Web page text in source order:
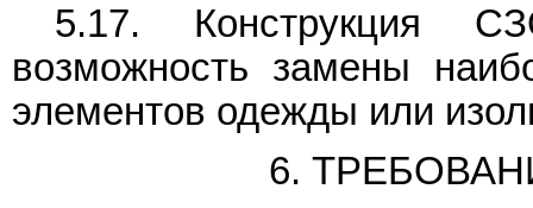
5.17. Конструкция
возможность замены
элементов одежды или
6.